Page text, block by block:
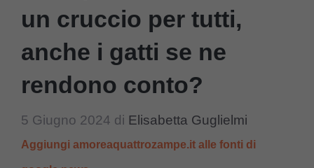
un cruccio per tutti,
anche i gatti se ne
rendono conto?
5 Giugno 2024 di Elisabetta Guglielmi
Aggiungi amoreaquattrozampe.it alle fonti di